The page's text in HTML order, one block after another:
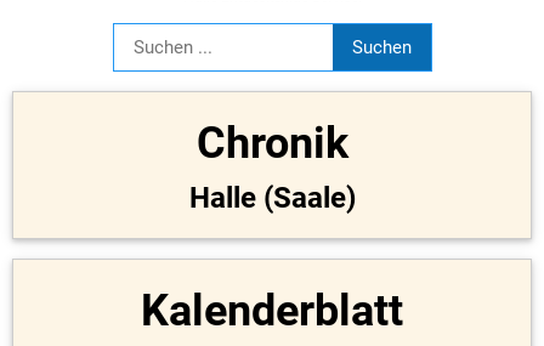
Chronik
Halle (Saale)
Kalenderblatt